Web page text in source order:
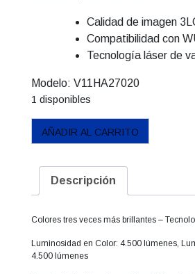
Calidad de imagen
Compatibilidad con
Tecnología láser de
Modelo: V11HA27020
1 disponibles
Proyector
Láser
PowerLite
L530U
AÑADIR AL CARRITO
Descripción
Colores tres veces más brillantes –
Luminosidad en Color: 4.500 lúmenes,
4.500 lúmenes